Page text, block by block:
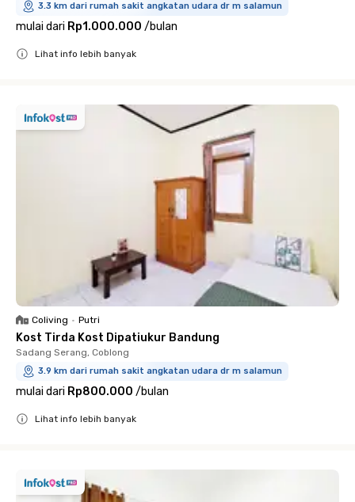
3.3 km dari rumah sakit angkatan udara dr m salamun
mulai dari Rp1.000.000 /bulan
Lihat info lebih banyak
Coliving • Putri
Kost Tirda Kost Dipatiukur Bandung
Sadang Serang, Coblong
3.9 km dari rumah sakit angkatan udara dr m salamun
mulai dari Rp800.000 /bulan
Lihat info lebih banyak